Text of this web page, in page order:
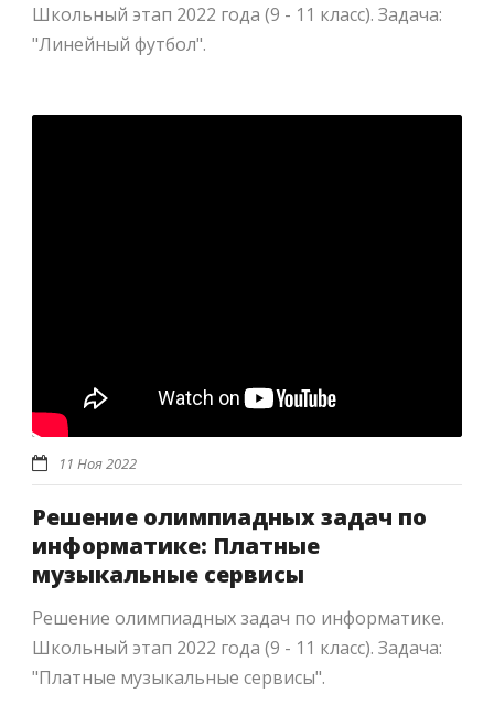
Школьный этап 2022 года (9 - 11 класс). Задача:
"Линейный футбол".
11 Ноя 2022
Решение олимпиадных задач по
информатике: Платные
музыкальные сервисы
Решение олимпиадных задач по информатике.
Школьный этап 2022 года (9 - 11 класс). Задача:
"Платные музыкальные сервисы".